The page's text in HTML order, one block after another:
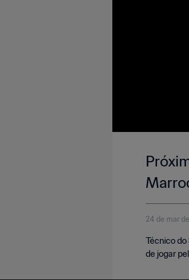
24 de mar
Técnico
de jogar